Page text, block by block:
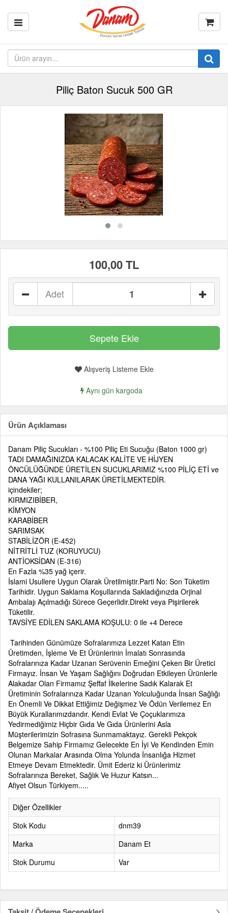
Piliç Baton Sucuk 500 GR
100,00 TL
Adet
Alışveriş Listeme Ekle
Aynı gün kargoda
Ürün Açıklaması
Danam Piliç Sucukları - %100 Piliç Eti Sucuğu (Baton 1000 gr)
TADI DAMAĞINIZDA KALACAK KALİTE VE HİJYEN
ÖNCÜLÜĞÜNDE ÜRETİLEN SUCUKLARIMIZ %100 PİLİÇ ETİ ve
DANA YAĞI KULLANILARAK ÜRETİLMEKTEDİR.
içindekiler;
KIRMIZIBİBER,
KİMYON
KARABİBER
SARIMSAK
STABİLİZÖR (E-452)
NİTRİTLİ TUZ (KORUYUCU)
ANTİOKSİDAN (E-316)
En Fazla %35 yağ içerir.
İslami Usullere Uygun Olarak Üretilmiştir.Parti No: Son Tüketim
Tarihidir. Uygun Saklama Koşullarında Sakladığınızda Orjinal
Ambalajı Açılmadığı Sürece Geçerlidir.Direkt veya Pişirilerek
Tüketilir.
TAVSİYE EDİLEN SAKLAMA KOŞULU: 0 ile +4 Derece
Tarihinden Günümüze Sofralarımıza Lezzet Katan Etin
Üretimden, İşleme Ve Et Ürünlerinin İmalatı Sonrasında
Sofralarınıza Kadar Uzanan Serüvenin Emeğini Çeken Bir Üretici
Firmayız. İnsan Ve Yaşam Sağlığını Doğrudan Etkileyen Ürünlerle
Alakadar Olan Firmamız Şeffaf İlkelerine Sadık Kalarak Et
Üretiminin Sofralarınıza Kadar Uzanan Yolculuğunda İnsan Sağlığı
En Önemli Ve Dikkat Ettiğimiz Değişmez Ve Ödün Verilemez En
Büyük Kurallarımızdandır. Kendi Evlat Ve Çoçuklarımıza
Yedirmediğimiz Hiçbir Gıda Ve Gıda Ürünlerini Asla
Müşterilerimizin Sofrasına Sunmamaktayız. Gerekli Pekçok
Belgemize Sahip Firmamız Gelecekte En İyi Ve Kendinden Emin
Olunan Markalar Arasında Olma Yolunda İnsanlığa Hizmet
Etmeye Devam Etmektedir. Ümit Ederiz ki Ürünlerimiz
Sofralarınıza Bereket, Sağlık Ve Huzur Katsın...
Afiyet Olsun Türkiyem.....
Diğer Özellikler
Stok Kodu
dnm39
Marka
Danam Et
Stok Durumu
Var